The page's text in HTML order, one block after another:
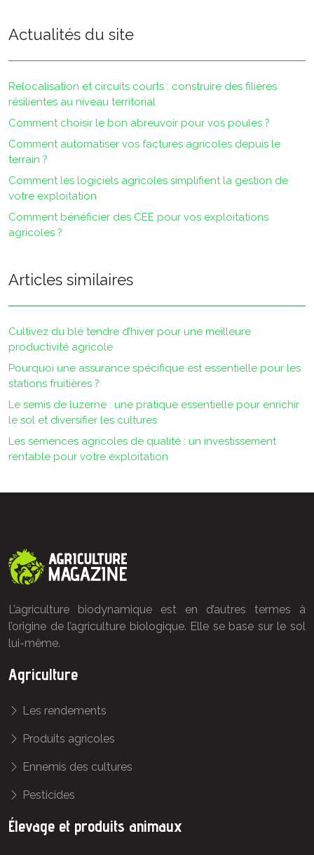
Actualités du site
Relocalisation et circuits courts : construire des filières
résilientes au niveau territorial
Comment choisir le bon abreuvoir pour vos poules ?
Comment automatiser vos factures agricoles depuis le
terrain ?
Comment les logiciels agricoles simplifient la gestion de
votre exploitation
Comment bénéficier des CEE pour vos exploitations
agricoles ?
Articles similaires
Cultivez du blé tendre d’hiver pour une meilleure
productivité agricole
Pourquoi une assurance spécifique est essentielle pour les
stations fruitières ?
Le semis de luzerne : une pratique essentielle pour enrichir
le sol et diversifier les cultures
Les semences agricoles de qualité : un investissement
rentable pour votre exploitation
L’agriculture biodynamique est en d’autres termes à
l’origine de l’agriculture biologique. Elle se base sur le sol
lui-même.
Agriculture
Les rendements
Produits agricoles
Ennemis des cultures
Pesticides
Élevage et produits animaux